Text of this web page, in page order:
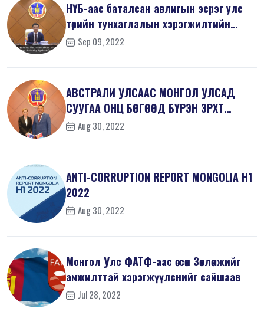
НҮБ-аас баталсан авлигын эсрэг улс
төрийн тунхаглалын хэрэгжилтийн
тал...Sep 09, 2022
АВСТРАЛИ УЛСААС МОНГОЛ УЛСАД
СУУГАА ОНЦ БӨГӨӨД БҮРЭН ЭРХТ
ЭЛЧИН САЙД Х...
Aug 30, 2022
ANTI-СORRUPTION REPORT MONGOLIA H1
2022
Aug 30, 2022
Монгол Улс ФАТФ-аас өгсөн Зөвлөмжийг
амжилттай хэрэгжүүлснийг сайшаав
Jul 28, 2022